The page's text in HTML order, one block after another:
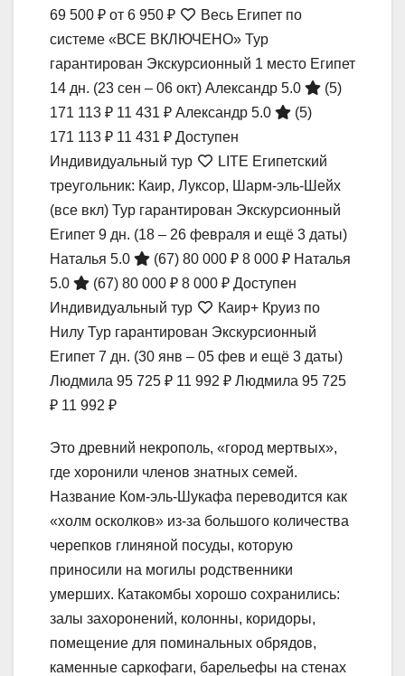
69 500 ₽ от 6 950 ₽
Весь Египет по
системе «ВСЕ ВКЛЮЧЕНО» Тур
гарантирован Экскурсионный 1 место Египет
14 дн. (23 сен – 06 окт) Александр 5.0
(5)
171 113 ₽ 11 431 ₽ Александр 5.0
(5)
171 113 ₽ 11 431 ₽ Доступен
Индивидуальный тур
LITE Египетский
треугольник: Каир, Луксор, Шарм-эль-Шейх
(все вкл) Тур гарантирован Экскурсионный
Египет 9 дн. (18 – 26 февраля и ещё 3 даты)
Наталья 5.0
(67) 80 000 ₽ 8 000 ₽ Наталья
5.0
(67) 80 000 ₽ 8 000 ₽ Доступен
Индивидуальный тур
Каир+ Круиз по
Нилу Тур гарантирован Экскурсионный
Египет 7 дн. (30 янв – 05 фев и ещё 3 даты)
Людмила 95 725 ₽ 11 992 ₽ Людмила 95 725
₽ 11 992 ₽
Это древний некрополь, «город мертвых»,
где хоронили членов знатных семей.
Название Ком-эль-Шукафа переводится как
«холм осколков» из-за большого количества
черепков глиняной посуды, которую
приносили на могилы родственники
умерших. Катакомбы хорошо сохранились:
залы захоронений, колонны, коридоры,
помещение для поминальных обрядов,
каменные саркофаги, барельефы на стенах